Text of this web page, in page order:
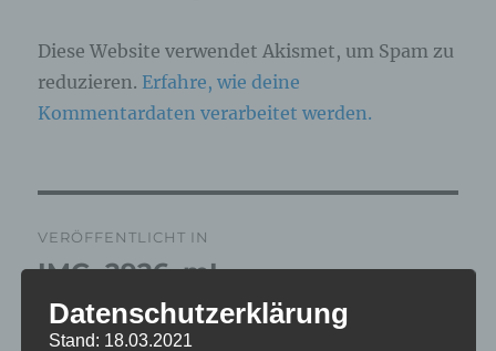
Diese Website verwendet Akismet, um Spam zu
reduzieren. Erfahre, wie deine
Kommentardaten verarbeitet werden.
VERÖFFENTLICHT IN
IMG_2926_mL
Datenschutzerklärung
Stand: 18.03.2021